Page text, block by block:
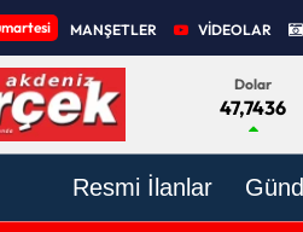
MANŞETLER VİDEOLAR
Dolar
47,7436
Resmi İlanlar